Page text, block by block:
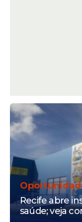
Recife abre
saúde; veja